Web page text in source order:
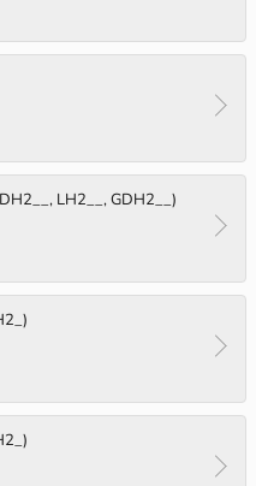
LH2__, GDH2__)